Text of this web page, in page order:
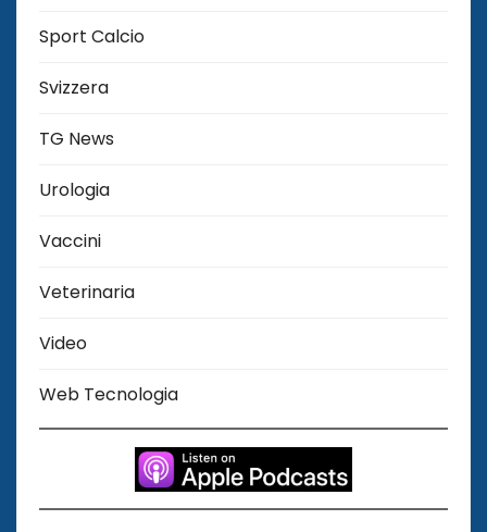
Sport Calcio
Svizzera
TG News
Urologia
Vaccini
Veterinaria
Video
Web Tecnologia